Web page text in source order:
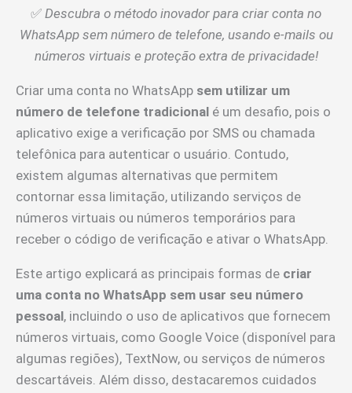
✅ Descubra o método inovador para criar conta no
WhatsApp sem número de telefone, usando e-mails ou
números virtuais e proteção extra de privacidade!
Criar uma conta no WhatsApp sem utilizar um
número de telefone tradicional é um desafio, pois o
aplicativo exige a verificação por SMS ou chamada
telefônica para autenticar o usuário. Contudo,
existem algumas alternativas que permitem
contornar essa limitação, utilizando serviços de
números virtuais ou números temporários para
receber o código de verificação e ativar o WhatsApp.
Este artigo explicará as principais formas de criar
uma conta no WhatsApp sem usar seu número
pessoal, incluindo o uso de aplicativos que fornecem
números virtuais, como Google Voice (disponível para
algumas regiões), TextNow, ou serviços de números
descartáveis. Além disso, destacaremos cuidados